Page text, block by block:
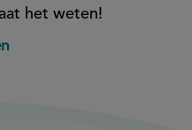
het weten!